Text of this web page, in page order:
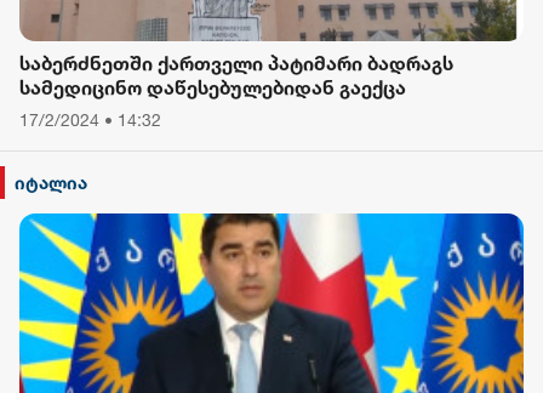
საბერძნეთში ქართველი პატიმარი ბადრაგს
სამედიცინო დაწესებულებიდან გაექცა
17/2/2024 • 14:32
იტალია